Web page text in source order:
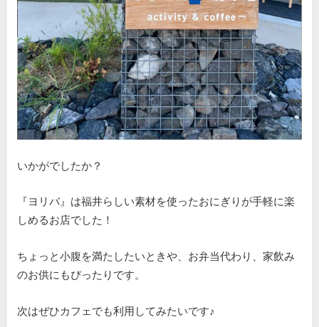
いかがでしたか？
『ヨリバ』は福井らしい素材を使ったおにぎりが手軽に楽
しめるお店でした！
ちょっと小腹を満たしたいときや、お弁当代わり、家飲み
のお供にもぴったりです。
次はぜひカフェでも利用してみたいです♪